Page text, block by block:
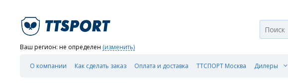
Ваш регион: не определен (изменить)
О компании Как сделать заказ Оплата и доставка ТТСПОРТ Москва Дилеры